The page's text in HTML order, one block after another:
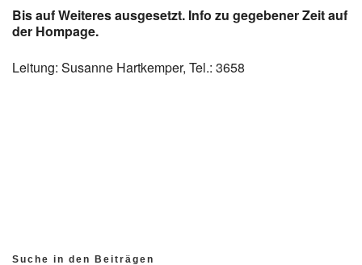
Bis auf Weiteres ausgesetzt. Info zu gegebener Zeit auf
der Hompage.
Leitung: Susanne Hartkemper, Tel.: 3658
Suche in den Beiträgen